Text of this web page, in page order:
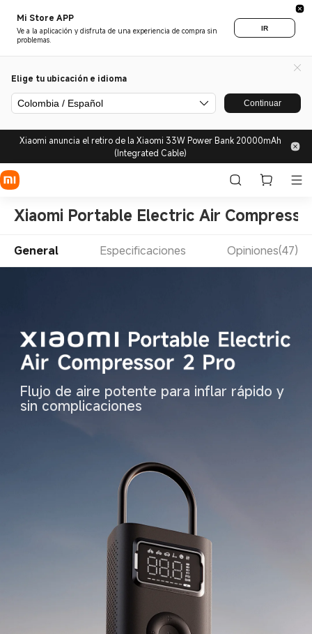
Mi Store APP
Ve a la aplicación y disfruta de una experiencia de compra sin
problemas.
IR
Elige tu ubicación e idioma
Colombia / Español Continuar
Xiaomi anuncia el retiro de la Xiaomi 33W Power Bank 20000mAh
(Integrated Cable)
Xiaomi Portable Electric Air
General Especificaciones Opiniones(47)
Flujo de aire potente para inflar rápido y
sin complicaciones